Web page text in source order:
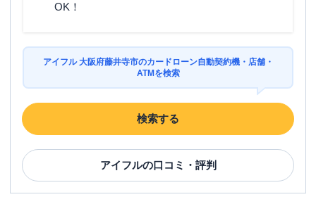
OK！
アイフル 大阪府藤井寺市のカードローン自動契約機・店舗・
ATMを検索
検索する
アイフルの口コミ・評判